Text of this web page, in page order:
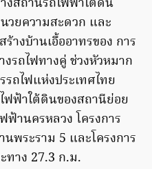
วยความสะดวก และ
ร้างบ้านเอื้ออาทรของ การ
งรถไฟทางคู่ ช่วงหัวหมาก
ถไฟแห่งประเทศไทย
ฟฟ้าใต้ดินของสถานีย่อย
ฟ้านครหลวง โครงการ
นพระราม 5 และโครงการ
ทาง 27.3 ก.ม.